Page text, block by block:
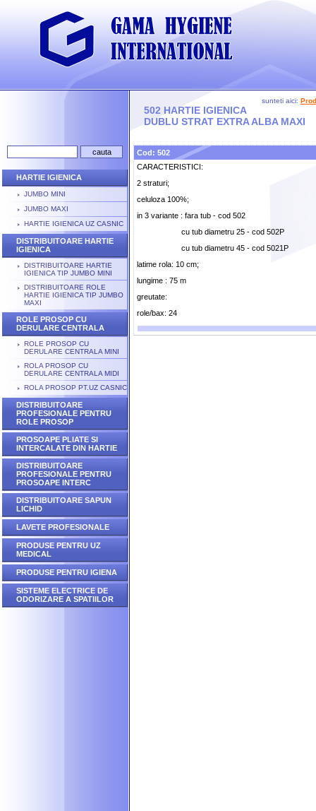
HARTIE IGIENICA
JUMBO MINI
JUMBO MAXI
HARTIE IGIENICA UZ CASNIC
DISTRIBUITOARE HARTIE
IGIENICA
DISTRIBUITOARE HARTIE
IGIENICA TIP JUMBO MINI
DISTRIBUITOARE ROLE
HARTIE IGIENICA TIP JUMBO
MAXI
ROLE PROSOP CU
DERULARE CENTRALA
ROLE PROSOP CU
DERULARE CENTRALA MINI
ROLA PROSOP CU
DERULARE CENTRALA MIDI
ROLA PROSOP PT.UZ CASNIC
DISTRIBUITOARE
PROFESIONALE PENTRU
ROLE PROSOP
PROSOAPE PLIATE SI
INTERCALATE DIN HARTIE
DISTRIBUITOARE
PROFESIONALE PENTRU
PROSOAPE INTERC
DISTRIBUITOARE SAPUN
LICHID
LAVETE PROFESIONALE
PRODUSE PENTRU UZ
MEDICAL
PRODUSE PENTRU IGIENA
SISTEME ELECTRICE DE
ODORIZARE A SPATIILOR
sunteti aici:
502 HARTIE IGIENICA
DUBLU STRAT EXTRA ALBA MAXI
Cod: 502
CARACTERISTICI:
2 straturi;
celuloza 100%;
in 3 variante : fara tub - cod 502
cu tub diametru 25 - cod 502P
cu tub diametru 45 - cod 5021P
latime rola: 10 cm;
lungime : 75 m
greutate:
role/bax: 24